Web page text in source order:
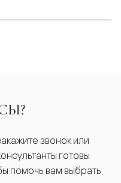
звонок или
готовы
помочь вам выбрать